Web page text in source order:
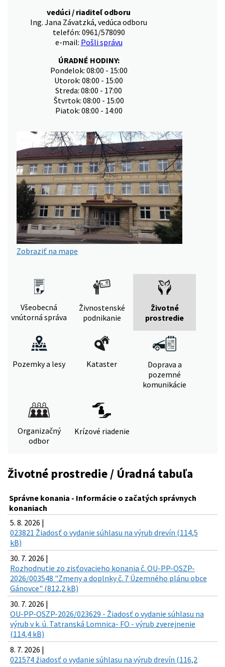
vedúci / riaditeľ odboru
Ing. Jana Závatzká, vedúca odboru
telefón: 0961/578090
e-mail: Pošli správu
ÚRADNÉ HODINY:
Pondelok: 08:00 - 15:00
Utorok: 08:00 - 15:00
Streda: 08:00 - 17:00
Štvrtok: 08:00 - 15:00
Piatok: 08:00 - 14:00
Zobraziť na mape
Všeobecná
vnútorná správa
Živnostenské
podnikanie
Životné
prostredie
Pozemky a lesy Kataster
Doprava a
pozemné
komunikácie
Organizačný
odbor
Krízové riadenie
Životné prostredie / Úradná tabuľa
Správne konania - Informácie o začatých správnych
konaniach
5. 8. 2026 |
023821 Žiadosť o vydanie súhlasu na výrub drevín (114,5
kB)
30. 7. 2026 |
Rozhodnutie zo zisťovacieho konania č. OU-PP-OSZP-
2026/003548 "Zmeny a doplnky č. 7 Územného plánu obce
Gánovce" (812,2 kB)
30. 7. 2026 |
OU-PP-OSZP-2026/023629 - Žiadosť o vydanie súhlasu na
výrub v k. ú. Tatranská Lomnica- FO - výrub zverejnenie
(114,4 kB)
8. 7. 2026 |
021574 žiadosť o vydanie súhlasu na výrub drevín (116,2